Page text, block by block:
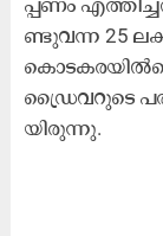
പ്പ​ണം
ണ്ടു​വ​ന്ന 25
ഡ്രൈ​വ​റു​ടെ
യി​രു​ന്നു.